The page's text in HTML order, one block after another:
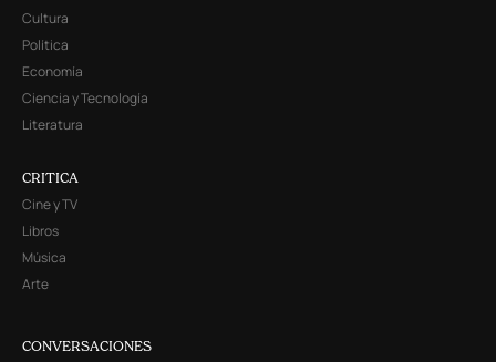
Cultura
Política
Economía
Ciencia y Tecnología
Literatura
CRITICA
Cine y TV
Libros
Música
Arte
CONVERSACIONES